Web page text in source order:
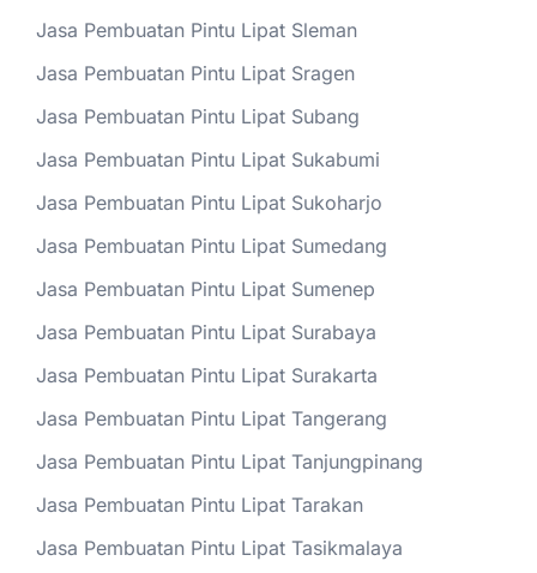
Jasa Pembuatan Pintu Lipat Sleman
Jasa Pembuatan Pintu Lipat Sragen
Jasa Pembuatan Pintu Lipat Subang
Jasa Pembuatan Pintu Lipat Sukabumi
Jasa Pembuatan Pintu Lipat Sukoharjo
Jasa Pembuatan Pintu Lipat Sumedang
Jasa Pembuatan Pintu Lipat Sumenep
Jasa Pembuatan Pintu Lipat Surabaya
Jasa Pembuatan Pintu Lipat Surakarta
Jasa Pembuatan Pintu Lipat Tangerang
Jasa Pembuatan Pintu Lipat Tanjungpinang
Jasa Pembuatan Pintu Lipat Tarakan
Jasa Pembuatan Pintu Lipat Tasikmalaya